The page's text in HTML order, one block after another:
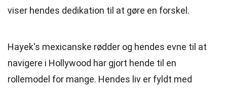
viser hendes dedikation til at gøre en forskel.
Hayek's mexicanske rødder og hendes evne til at
navigere i Hollywood har gjort hende til en
rollemodel for mange. Hendes liv er fyldt med